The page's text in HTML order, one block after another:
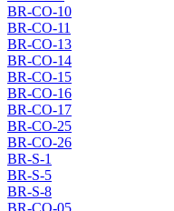
BR-CO-10
BR-CO-11
BR-CO-13
BR-CO-14
BR-CO-15
BR-CO-16
BR-CO-17
BR-CO-25
BR-CO-26
BR-S-1
BR-S-5
BR-S-8
BR-CO-05